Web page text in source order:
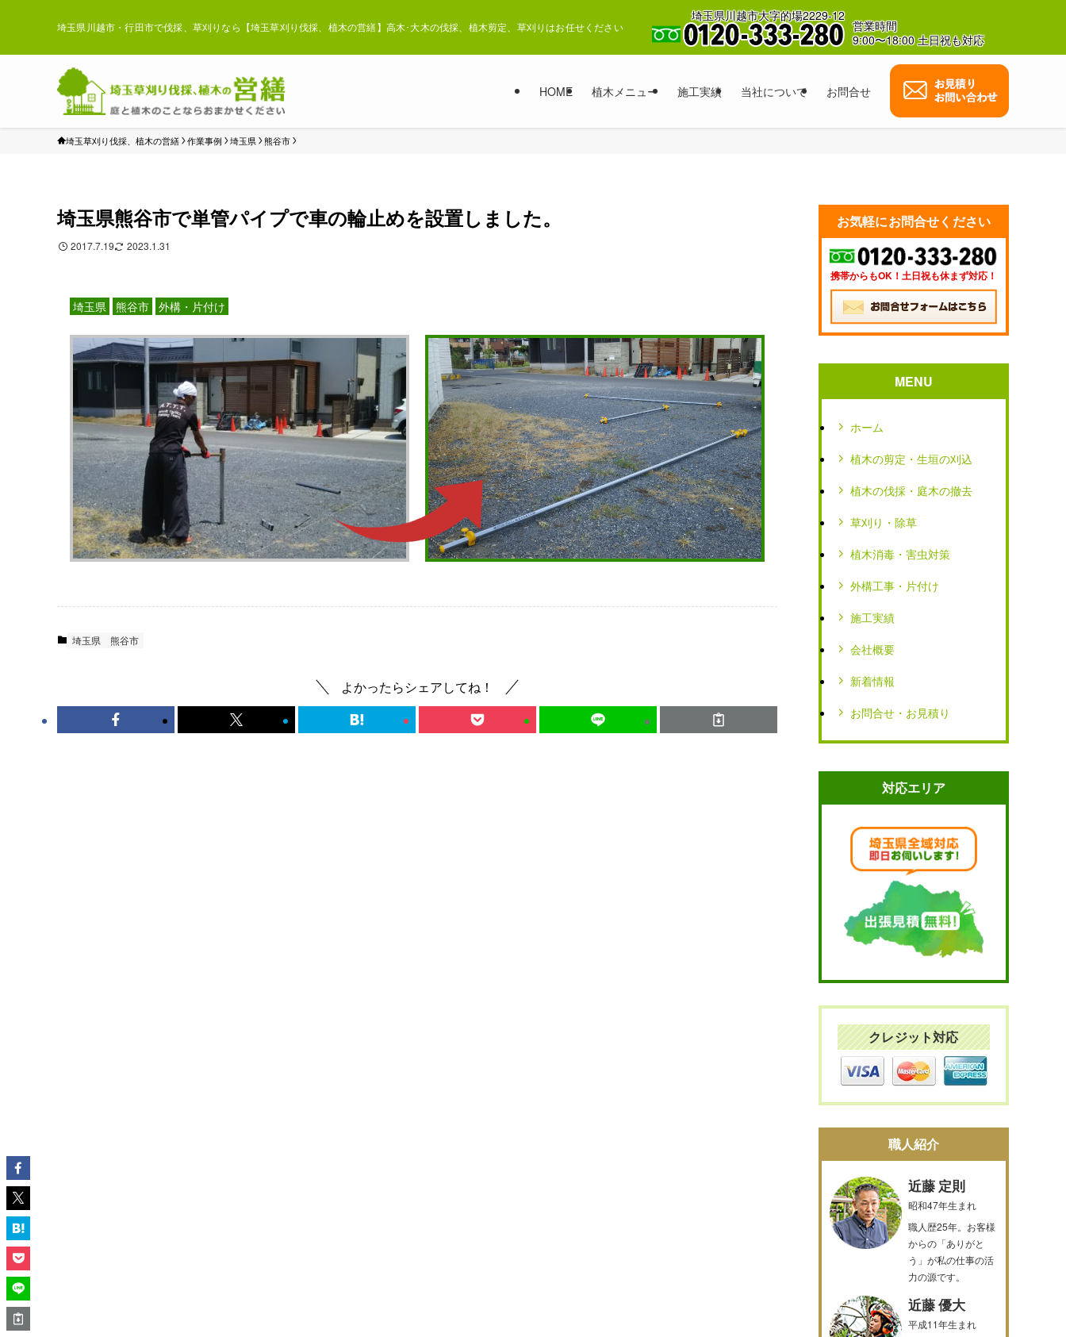
埼玉県川越市・行田市で伐採、草刈りなら【埼玉草刈り伐採、植木の営繕】高木･大木の伐採、植木剪定、草刈りはお任せください
埼玉県川越市大字的場2229-12
営業時間
9:00〜18:00 土日祝も対応
HOME 植木メニュー 施工実績 当社について お問合せ
埼玉草刈り伐採、植木の営繕 作業事例 埼玉県 熊谷市
埼玉県熊谷市で単管パイプで車の輪止めを設置しました。
2017.7.19 2023.1.31
埼玉県 熊谷市 外構・片付け
埼玉県 熊谷市
よかったらシェアしてね！
お気軽にお問合せください
携帯からもOK！土日祝も休まず対応！
MENU
ホーム
植木の剪定・生垣の刈込
植木の伐採・庭木の撤去
草刈り・除草
植木消毒・害虫対策
外構工事・片付け
施工実績
会社概要
新着情報
お問合せ・お見積り
対応エリア
クレジット対応
職人紹介
近藤 定則
昭和47年生まれ
職人歴25年。お客様
からの「ありがと
う」が私の仕事の活
力の源です。
近藤 優大
平成11年生まれ